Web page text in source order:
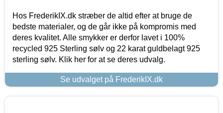
Hos FrederikIX.dk stræber de altid efter at bruge de
bedste materialer, og de går ikke på kompromis med
deres kvalitet. Alle smykker er derfor lavet i 100%
recycled 925 Sterling sølv og 22 karat guldbelagt 925
sterling sølv. Klik her for at se deres udvalg.
Se udvalget på FrederikIX.dk